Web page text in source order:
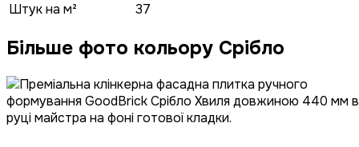
Штук на м²
37
Більше фото кольору Срібло